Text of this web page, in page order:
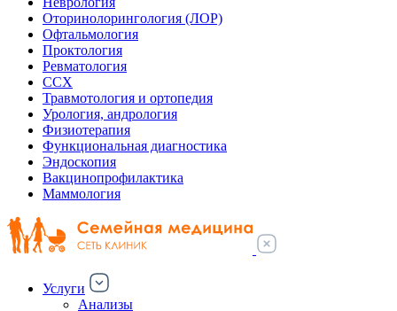
Оторинолорингология (ЛОР)
Офтальмология
Проктология
Ревматология
ССХ
Травмотология и ортопедия
Урология, андрология
Физиотерапия
Функциональная диагностика
Эндоскопия
Вакцинопрофилактика
Маммология
Услуги
Анализы